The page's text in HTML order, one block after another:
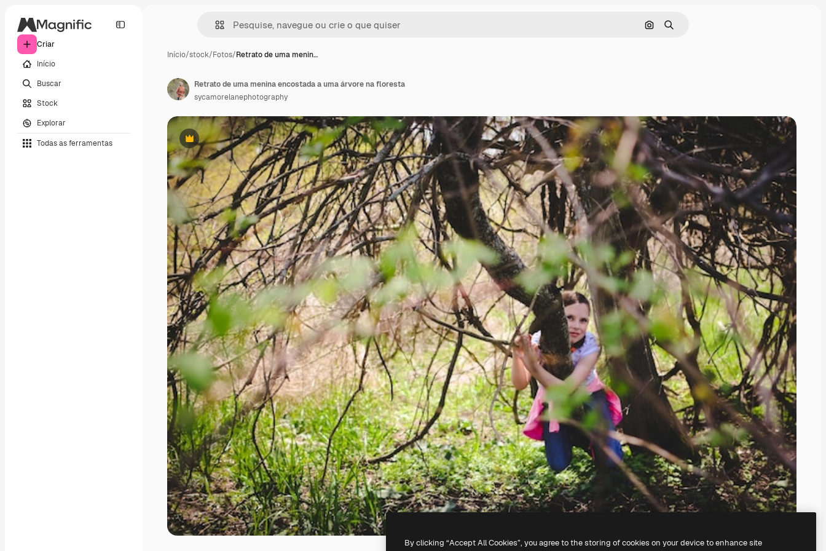
Criar
Início
Buscar
Stock
Explorar
Todas as ferramentas
Pesquisar por imagem
Buscar
Início/stock/Fotos/Retrato de uma menin…
Premium
Retrato de uma menina encostada a uma árvore na floresta
sycamorelanephotography
By clicking “Accept All Cookies”, you agree to the storing of cookies on your device to enhance site